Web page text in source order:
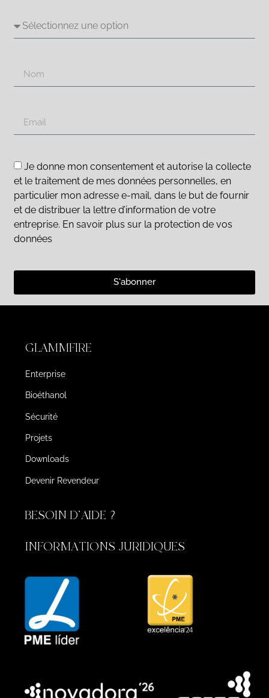
Je donne mon consentement et autorise la collecte
et le traitement de mes données personnelles, en
particulier mon adresse e-mail, dans le but de fournir
et de distribuer la lettre d’information de votre
entreprise. En savoir plus sur la protection de vos
données
S'abonner
GLAMMFIRE
Enterprise
Bioéthanol
Sécurité
Projets
Downloads
Devenir Revendeur
BESOIN D'AIDE ?
INFORMATIONS JURIDIQUES